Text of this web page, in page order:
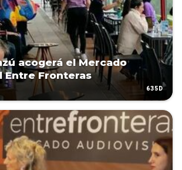
acogerá el Mercado
Entre Fronteras
635D